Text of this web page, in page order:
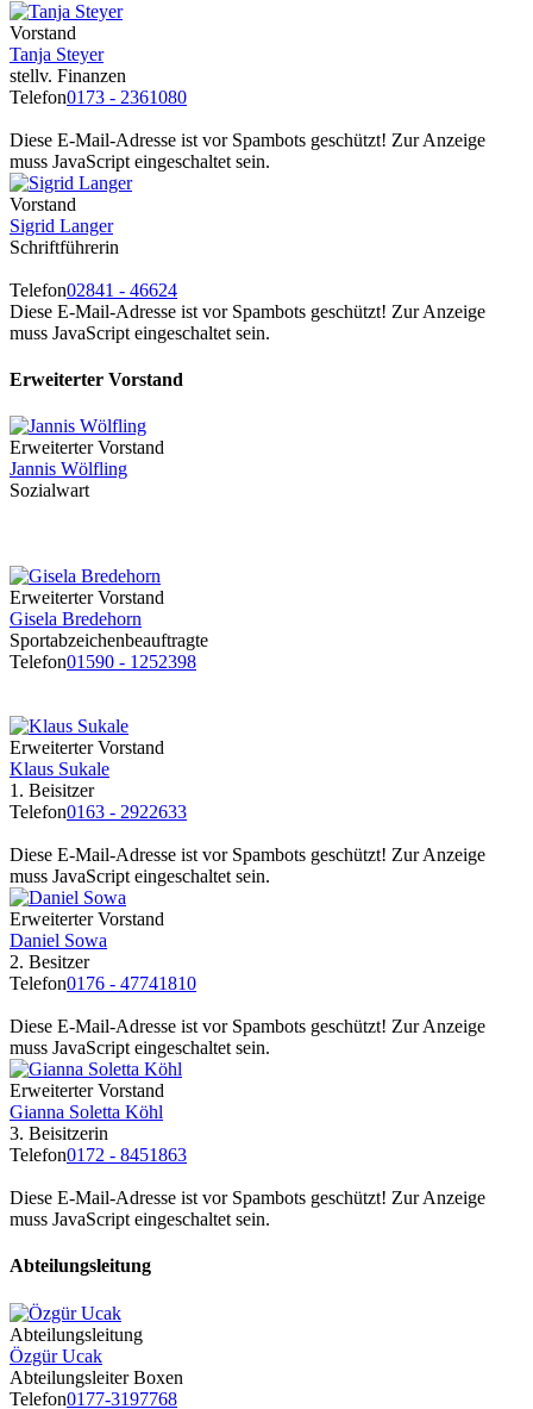
Vorstand
Tanja Steyer
stellv. Finanzen
Telefon0173 - 2361080
Diese E-Mail-Adresse ist vor Spambots geschützt! Zur Anzeige
muss JavaScript eingeschaltet sein.
Vorstand
Sigrid Langer
Schriftführerin
Telefon02841 - 46624
Diese E-Mail-Adresse ist vor Spambots geschützt! Zur Anzeige
muss JavaScript eingeschaltet sein.
Erweiterter Vorstand
Erweiterter Vorstand
Jannis Wölfling
Sozialwart
Erweiterter Vorstand
Gisela Bredehorn
Sportabzeichenbeauftragte
Telefon01590 - 1252398
Erweiterter Vorstand
Klaus Sukale
1. Beisitzer
Telefon0163 - 2922633
Diese E-Mail-Adresse ist vor Spambots geschützt! Zur Anzeige
muss JavaScript eingeschaltet sein.
Erweiterter Vorstand
Daniel Sowa
2. Besitzer
Telefon0176 - 47741810
Diese E-Mail-Adresse ist vor Spambots geschützt! Zur Anzeige
muss JavaScript eingeschaltet sein.
Erweiterter Vorstand
Gianna Soletta Köhl
3. Beisitzerin
Telefon0172 - 8451863
Diese E-Mail-Adresse ist vor Spambots geschützt! Zur Anzeige
muss JavaScript eingeschaltet sein.
Abteilungsleitung
Abteilungsleitung
Özgür Ucak
Abteilungsleiter Boxen
Telefon0177-3197768